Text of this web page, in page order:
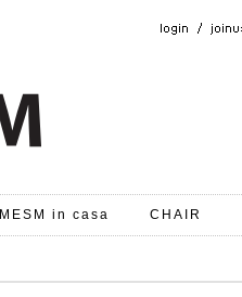
MESM in casa CHAIR